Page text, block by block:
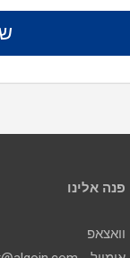
פנה אלינו
וואצאפ